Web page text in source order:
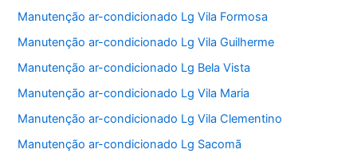
Manutenção ar-condicionado Lg Vila Formosa
Manutenção ar-condicionado Lg Vila Guilherme
Manutenção ar-condicionado Lg Bela Vista
Manutenção ar-condicionado Lg Vila Maria
Manutenção ar-condicionado Lg Vila Clementino
Manutenção ar-condicionado Lg Sacomã